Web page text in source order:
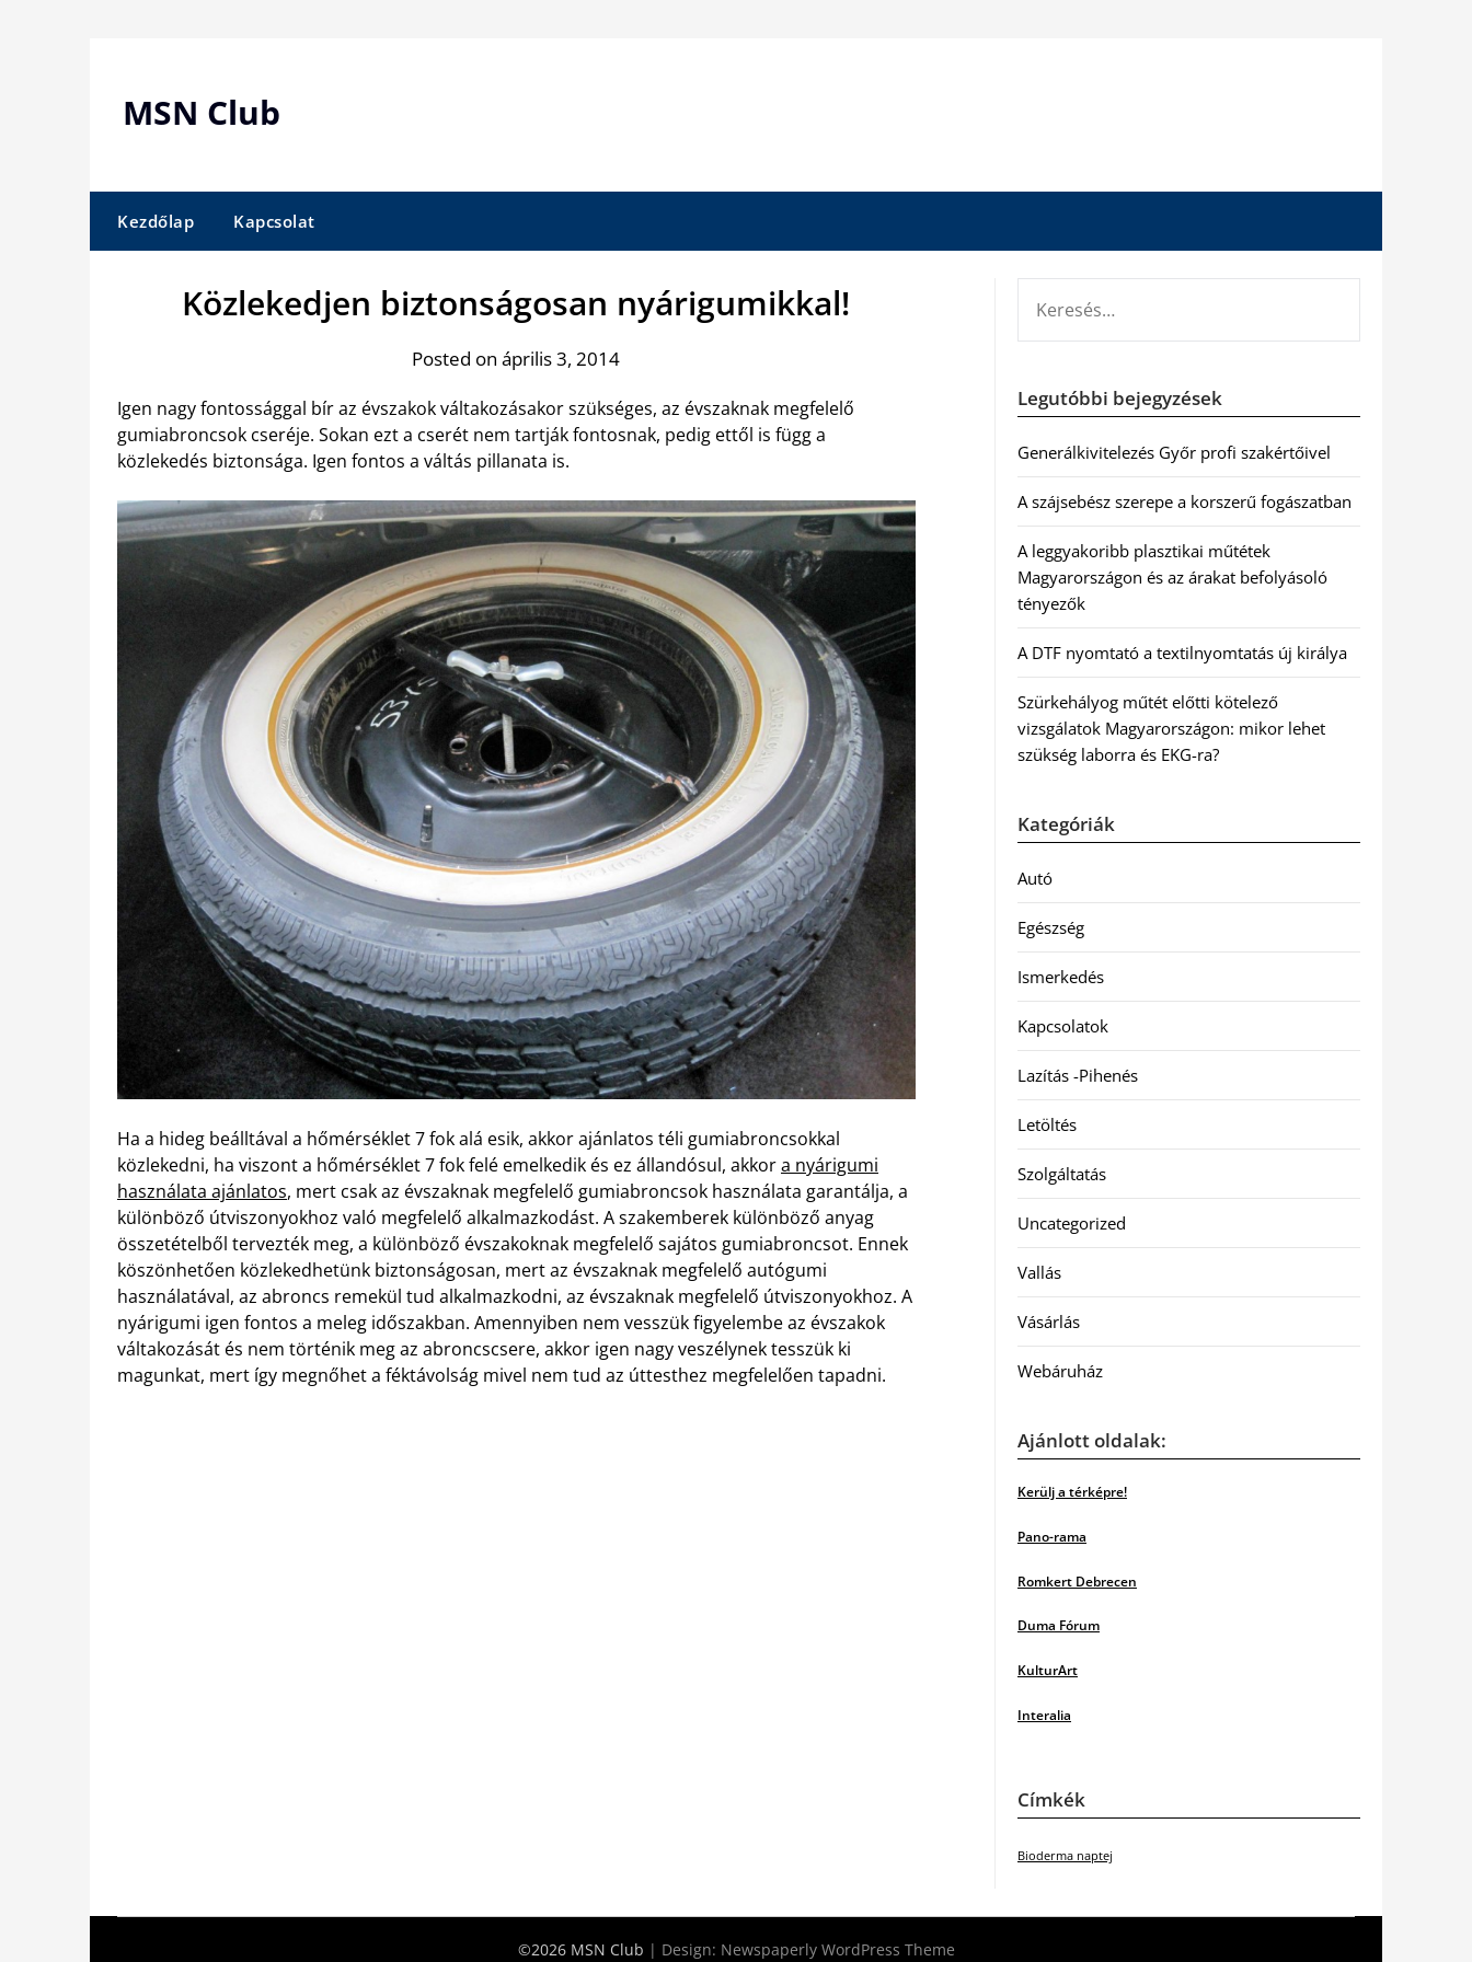
MSN Club
Kezdőlap Kapcsolat
Közlekedjen biztonságosan nyárigumikkal!
Posted on április 3, 2014
Igen nagy fontossággal bír az évszakok váltakozásakor szükséges, az évszaknak megfelelő
gumiabroncsok cseréje. Sokan ezt a cserét nem tartják fontosnak, pedig ettől is függ a
közlekedés biztonsága. Igen fontos a váltás pillanata is.
Ha a hideg beálltával a hőmérséklet 7 fok alá esik, akkor ajánlatos téli gumiabroncsokkal
közlekedni, ha viszont a hőmérséklet 7 fok felé emelkedik és ez állandósul, akkora nyárigumi
használata ajánlatos, mert csak az évszaknak megfelelő gumiabroncsok használata garantálja, a
különböző útviszonyokhoz való megfelelő alkalmazkodást. A szakemberek különböző anyag
összetételből tervezték meg, a különböző évszakoknak megfelelő sajátos gumiabroncsot. Ennek
köszönhetően közlekedhetünk biztonságosan, mert az évszaknak megfelelő autógumi
használatával, az abroncs remekül tud alkalmazkodni, az évszaknak megfelelő útviszonyokhoz. A
nyárigumi igen fontos a meleg időszakban. Amennyiben nem vesszük figyelembe az évszakok
váltakozását és nem történik meg az abroncscsere, akkor igen nagy veszélynek tesszük ki
magunkat, mert így megnőhet a féktávolság mivel nem tud az úttesthez megfelelően tapadni.
Legutóbbi bejegyzések
Generálkivitelezés Győr profi szakértőivel
A szájsebész szerepe a korszerű fogászatban
A leggyakoribb plasztikai műtétek
Magyarországon és az árakat befolyásoló
tényezők
A DTF nyomtató a textilnyomtatás új királya
Szürkehályog műtét előtti kötelező
vizsgálatok Magyarországon: mikor lehet
szükség laborra és EKG-ra?
Kategóriák
Autó
Egészség
Ismerkedés
Kapcsolatok
Lazítás -Pihenés
Letöltés
Szolgáltatás
Uncategorized
Vallás
Vásárlás
Webáruház
Ajánlott oldalak:
Kerülj a térképre!
Pano-rama
Romkert Debrecen
Duma Fórum
KulturArt
Interalia
Címkék
Bioderma naptej
©2026 MSN Club | Design: Newspaperly WordPress Theme